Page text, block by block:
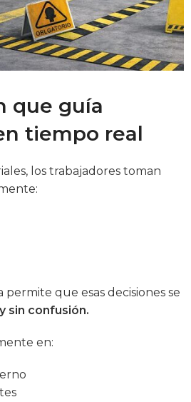
que guía
tiempo real
los trabajadores toman
permite que esas decisiones se
sin confusión.
en: